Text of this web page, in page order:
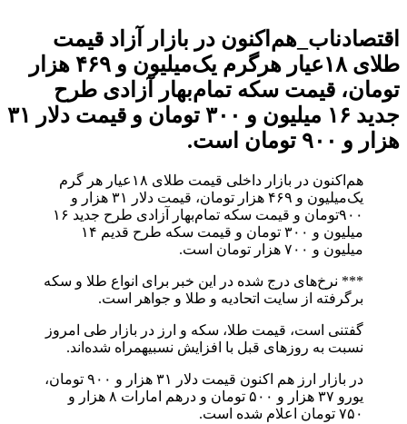
اقتصادناب_هم‌اکنون در بازار آزاد قیمت
طلای ۱۸عیار هرگرم یک‌میلیون و ۴۶۹ هزار
تومان، قیمت سکه تمام‌بهار آزادی طرح
جدید ۱۶ میلیون و ۳۰۰ تومان و قیمت دلار ۳۱
هزار و ۹۰۰ تومان است.
هم‌اکنون در بازار داخلی قیمت طلای ۱۸عیار هر گرم
یک‌میلیون و ۴۶۹ هزار تومان، قیمت دلار ۳۱ هزار و
۹۰۰تومان و قیمت سکه تمام‌بهار آزادی طرح جدید ۱۶
میلیون و ۳۰۰ تومان و قیمت سکه طرح قدیم ۱۴
میلیون و ۷۰۰ هزار تومان است.
*** نرخ‌های درج شده در این خبر برای انواع طلا و سکه
برگرفته از سایت اتحادیه و طلا و جواهر است.
گفتنی است، قیمت طلا، سکه و ارز در بازار طی امروز
نسبت به روزهای قبل با افزایش نسبیهمراه شده‌اند.
در بازار ارز هم اکنون قیمت دلار ۳۱ هزار و ۹۰۰ تومان،
یورو ۳۷ هزار و ۵۰۰ تومان و درهم امارات ۸ هزار و
۷۵۰ تومان اعلام شده است.